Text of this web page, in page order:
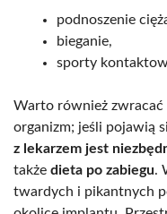
podnoszenie
bieganie,
sporty
Warto również zwracać
organizm; jeśli pojawią
z lekarzem jest
także dieta po zabiegu.
twardych i pikantnych